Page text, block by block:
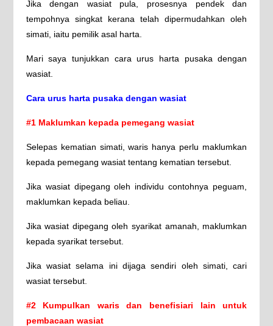
Jika dengan wasiat pula, prosesnya pendek dan
tempohnya singkat kerana telah dipermudahkan oleh
simati, iaitu pemilik asal harta.
Mari saya tunjukkan cara urus harta pusaka dengan
wasiat.
Cara urus harta pusaka dengan wasiat
#1 Maklumkan kepada pemegang wasiat
Selepas kematian simati, waris hanya perlu maklumkan
kepada pemegang wasiat tentang kematian tersebut.
Jika wasiat dipegang oleh individu contohnya peguam,
maklumkan kepada beliau.
Jika wasiat dipegang oleh syarikat amanah, maklumkan
kepada syarikat tersebut.
Jika wasiat selama ini dijaga sendiri oleh simati, cari
wasiat tersebut.
#2 Kumpulkan waris dan benefisiari lain untuk
pembacaan wasiat